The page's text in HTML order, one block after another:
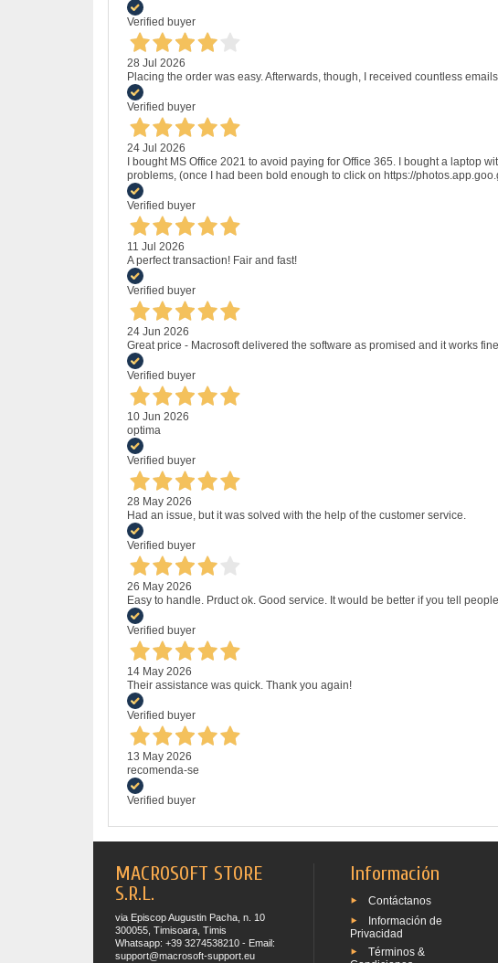
Verified buyer
28 Jul 2026
Placing the order was easy. Afterwards, though, I received countless
Verified buyer
24 Jul 2026
I bought MS Office 2021 to avoid paying for Office 365. I bought a laptop
problems, (once I had been bold enough to click on https://
Verified buyer
11 Jul 2026
A perfect transaction! Fair and fast!
Verified buyer
24 Jun 2026
Great price - Macrosoft delivered the software as promised and it works
Verified buyer
10 Jun 2026
optima
Verified buyer
28 May 2026
Had an issue, but it was solved with the help of the customer service.
Verified buyer
26 May 2026
Easy to handle. Prduct ok. Good service. It would be better if you tell
Verified buyer
14 May 2026
Their assistance was quick. Thank you again!
Verified buyer
13 May 2026
recomenda-se
Verified buyer
MACROSOFT STORE
S.R.L.
via Episcop Augustin Pacha, n. 10
300055, Timisoara, Timis
Whatsapp: +39 3274538210 - Email:
support@macrosoft-support.eu
Información
Contáctanos
Información de
Privacidad
Términos &